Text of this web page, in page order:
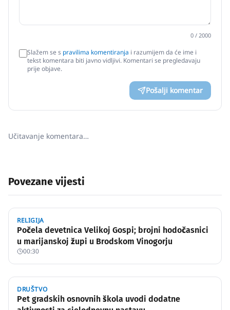
0 / 2000
Slažem se s pravilima komentiranja i razumijem da će ime i
tekst komentara biti javno vidljivi. Komentari se pregledavaju
prije objave.
Pošalji komentar
Učitavanje komentara…
Povezane vijesti
RELIGIJA
Počela devetnica Velikoj Gospi; brojni hodočasnici
u marijanskoj župi u Brodskom Vinogorju
00:30
DRUŠTVO
Pet gradskih osnovnih škola uvodi dodatne